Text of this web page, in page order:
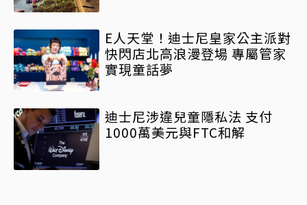
E人天堂！迪士尼皇家公主派對
快閃店北高浪漫登場 專屬管家
實現童話夢
迪士尼涉違兒童隱私法 支付
1000萬美元與FTC和解